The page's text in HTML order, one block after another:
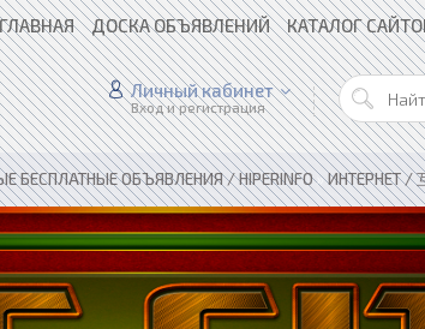
ГЛАВНАЯ ДОСКА ОБЪЯВЛЕНИЙ КАТАЛОГ
Личный кабинет
Вход и регистрация
БЕСПЛАТНЫЕ ОБЪЯВЛЕНИЯ / HIPERINFO»ИНТЕРНЕТ /